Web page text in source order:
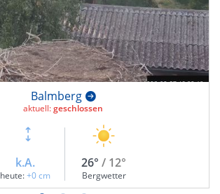
Balmberg
aktuell:geschlossen
k.A.
heute:+0 cm
26° / 12°
Bergwetter